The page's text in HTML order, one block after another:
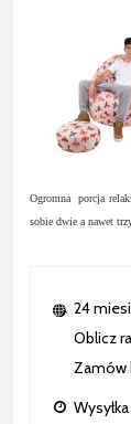
Ogromna porcja
sobie dwie a nawet
24
Oblicz
Zamów